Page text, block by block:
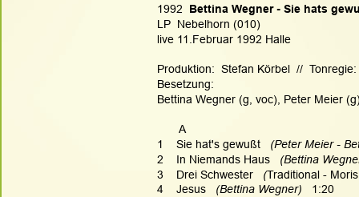
1992 Bettina Wegner - Sie hats
LP  Nebelhorn (010)
live 11.Februar 1992 Halle
Produktion:  Stefan Körbel  //
Besetzung:
Bettina Wegner (g, voc), Peter Meier
       A
1    Sie hat's gewußt (Peter Meier -
2    In Niemands Haus (Bettina
3    Drei Schwester (Traditional -
4    Jesus (Bettina Wegner) 1:20